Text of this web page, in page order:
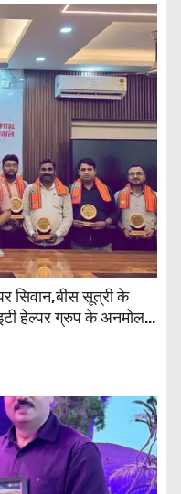
सिवान,बीस सूत्री के
हेल्पर ग्रुप के अनमोल
आरती अलोक वर्मा
डॉ. सुधांशु शेखर